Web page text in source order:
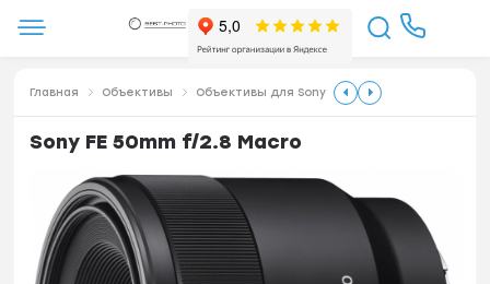
Главная Объективы Объективы для Sony
Sony FE 50mm f/2.8 Macro